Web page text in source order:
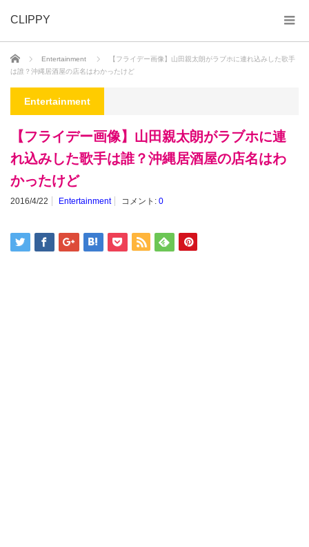
CLIPPY
ホーム Entertainment
【フライデー画像】山田親太朗がラブホに連れ込みした歌手
は誰？沖縄居酒屋の店名はわかったけど
Entertainment
【フライデー画像】山田親太朗がラブホに連
れ込みした歌手は誰？沖縄居酒屋の店名はわ
かったけど
2016/4/22 Entertainment コメント: 0